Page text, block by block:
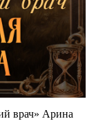
врач» Арина